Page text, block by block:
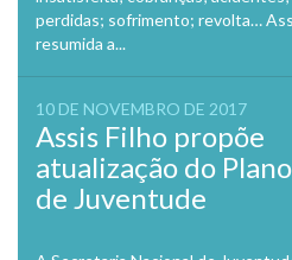
perdidas; sofrimento; revolta…
resumida a...
10 DE NOVEMBRO DE 2017
Assis Filho propõe
atualização do
de Juventude